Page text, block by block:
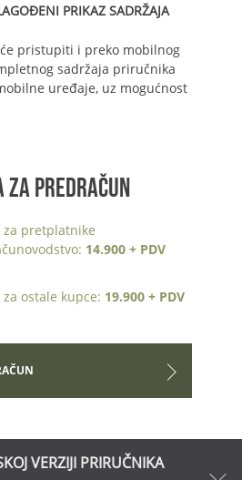
PRIKAZ SADRŽAJA
pristupiti i preko mobilnog
sadržaja priručnika
uređaje, uz mogućnost
ZA PREDRAČUN
pretplatnike
14.900 + PDV
ostale kupce: 19.900 + PDV
VERZIJI PRIRUČNIKA